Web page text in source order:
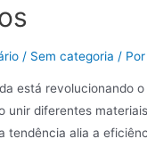
/ Sem categoria / Por
está revolucionando
unir diferentes
tendência alia a